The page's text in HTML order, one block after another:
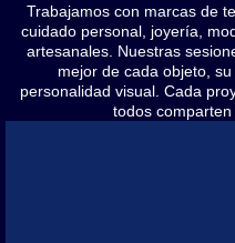
Trabajamos con marcas de
cuidado personal, joyería,
artesanales. Nuestras
mejor de cada objeto,
personalidad visual. Cada
todos comparten